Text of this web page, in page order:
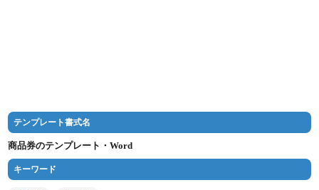
テンプレート書式名
商品券のテンプレート・Word
キーワード